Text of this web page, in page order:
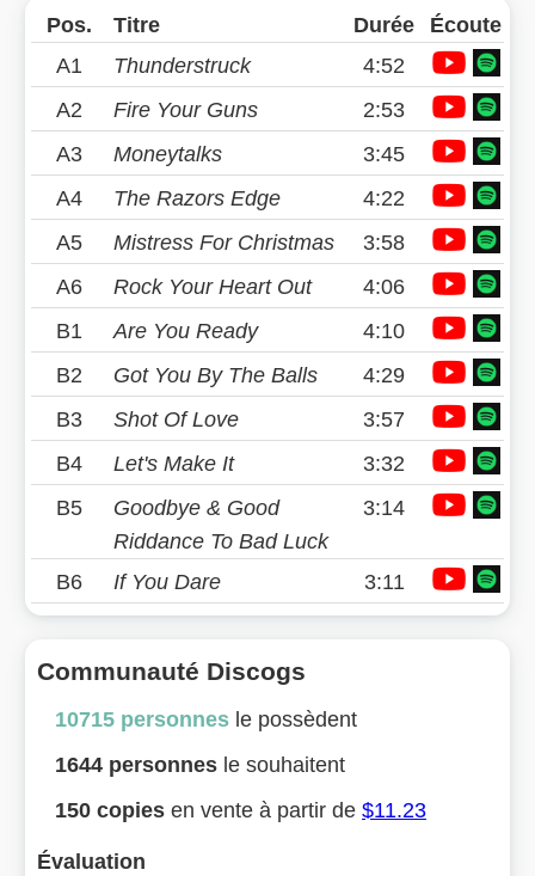
Pos. Titre Durée
Écoute
A1
Thunderstruck
4:52
A2
Fire Your Guns
2:53
A3
Moneytalks
3:45
A4
The Razors Edge
4:22
A5
Mistress For Christmas
3:58
A6
Rock Your Heart Out
4:06
B1
Are You Ready
4:10
B2
Got You By The Balls
4:29
B3
Shot Of Love
3:57
B4
Let's Make It
3:32
B5
Goodbye & Good
Riddance To Bad Luck
3:14
B6 If You Dare 3:11
Communauté Discogs
10715 personnes le possèdent
1644 personnes le souhaitent
150 copies en vente à partir de $11.23
Évaluation